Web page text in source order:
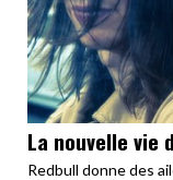
La nouvelle vie
Redbull donne des